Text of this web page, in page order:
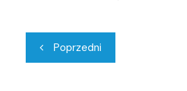
Nawigacja
wpisu
Poprzedni